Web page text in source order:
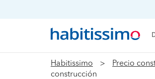
Habitissimo Precio
construcción